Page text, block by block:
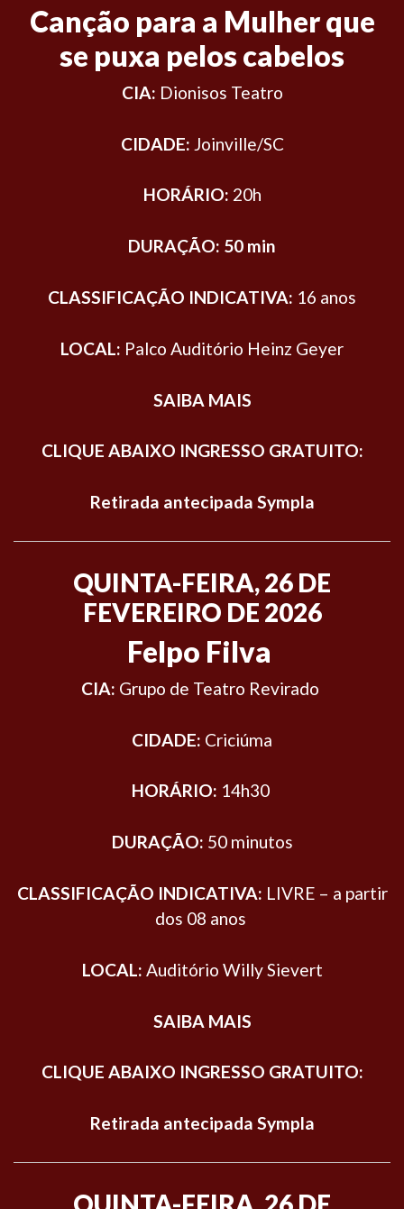
Canção para a Mulher que
se puxa pelos cabelos
CIA: Dionisos Teatro
CIDADE: Joinville/SC
HORÁRIO: 20h
DURAÇÃO: 50 min
CLASSIFICAÇÃO INDICATIVA: 16 anos
LOCAL: Palco Auditório Heinz Geyer
SAIBA MAIS
CLIQUE ABAIXO INGRESSO GRATUITO:
Retirada antecipada Sympla
QUINTA-FEIRA, 26 DE
FEVEREIRO DE 2026
Felpo Filva
CIA: Grupo de Teatro Revirado
CIDADE: Criciúma
HORÁRIO: 14h30
DURAÇÃO: 50 minutos
CLASSIFICAÇÃO INDICATIVA: LIVRE – a partir
dos 08 anos
LOCAL: Auditório Willy Sievert
SAIBA MAIS
CLIQUE ABAIXO INGRESSO GRATUITO:
Retirada antecipada Sympla